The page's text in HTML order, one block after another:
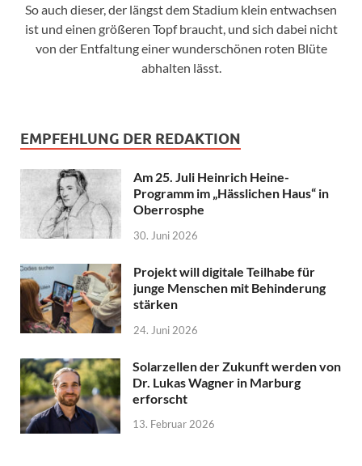
So auch dieser, der längst dem Stadium klein entwachsen
ist und einen größeren Topf braucht, und sich dabei nicht
von der Entfaltung einer wunderschönen roten Blüte
abhalten lässt.
EMPFEHLUNG DER REDAKTION
Am 25. Juli Heinrich Heine-
Programm im „Hässlichen Haus“ in
Oberrosphe
30. Juni 2026
Projekt will digitale Teilhabe für
junge Menschen mit Behinderung
stärken
24. Juni 2026
Solarzellen der Zukunft werden von
Dr. Lukas Wagner in Marburg
erforscht
13. Februar 2026